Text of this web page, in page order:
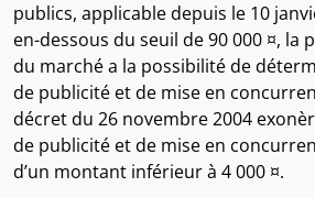
publics, applicable depuis le 10
en-dessous du seuil de 90 000 ¤, la
du marché a la possibilité de
de publicité et de mise en
décret du 26 novembre 2004
de publicité et de mise en
d’un montant inférieur à 4 000 ¤.